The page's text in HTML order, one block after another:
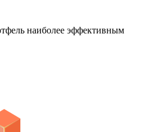
наиболее эффективным